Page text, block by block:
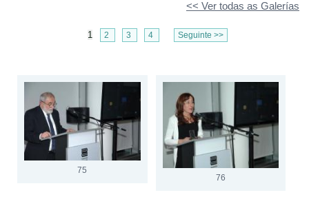
<< Ver todas as Galerías
1 2 3 4 Seguinte >>
75
76